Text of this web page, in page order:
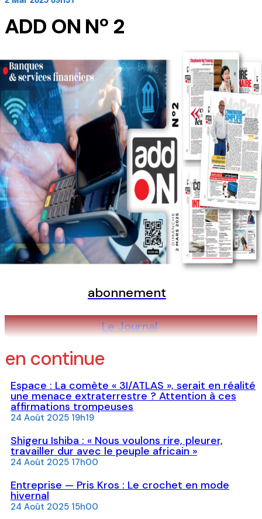
ADD ON Nº 2
abonnement
Le Journal
en continue
Espace : La comète « 3I/ATLAS », serait en réalité
une menace extraterrestre ? Attention à ces
affirmations trompeuses
24 Août 2025 19h19
Shigeru Ishiba : « Nous voulons rire, pleurer,
travailler dur avec le peuple africain »
24 Août 2025 17h00
Entreprise — Pris Kros : Le crochet en mode
hivernal
24 Août 2025 15h00